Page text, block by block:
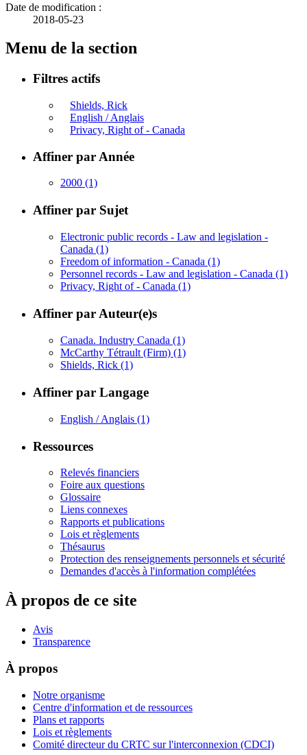
Date de modification :
2018-05-23
Menu de la section
Filtres actifs
Shields, Rick
English / Anglais
Privacy, Right of - Canada
Affiner par Année
2000 (1)
Affiner par Sujet
Electronic public records - Law and legislation -
Canada (1)
Freedom of information - Canada (1)
Personnel records - Law and legislation - Canada (1)
Privacy, Right of - Canada (1)
Affiner par Auteur(e)s
Canada. Industry Canada (1)
McCarthy Tétrault (Firm) (1)
Shields, Rick (1)
Affiner par Langage
English / Anglais (1)
Ressources
Relevés financiers
Foire aux questions
Glossaire
Liens connexes
Rapports et publications
Lois et règlements
Thésaurus
Protection des renseignements personnels et sécurité
Demandes d'accès à l'information complétées
À propos de ce site
Avis
Transparence
À propos
Notre organisme
Centre d'information et de ressources
Plans et rapports
Lois et règlements
Comité directeur du CRTC sur l'interconnexion (CDCI)